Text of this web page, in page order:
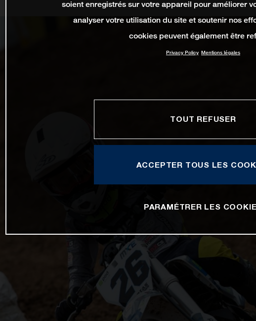
soient enregistrés sur votre appareil pour améliorer
analyser votre utilisation du site et soutenir nos
cookies peuvent également être
Privacy Policy Mentions légales
TOUT REFUSER
ACCEPTER TOUS LES
PARAMÉTRER LES